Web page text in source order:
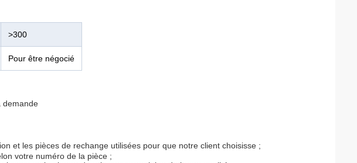
>300
Pour être négocié
demande
et les pièces de rechange utilisées pour que notre client choisisse ;
votre numéro de la pièce ;